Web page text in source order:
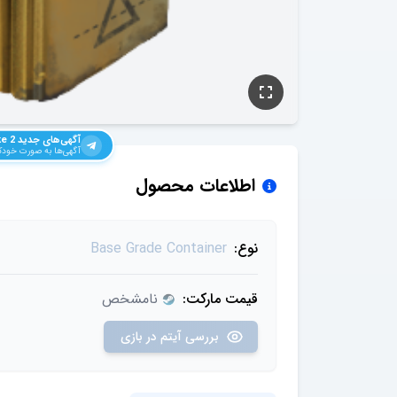
آگهی‌های جدید2
آگهی‌ها به صورت
اطلاعات محصول
نوع: Base Grade Container
قیمت مارکت: نامشخص
بررسی آیتم در بازی